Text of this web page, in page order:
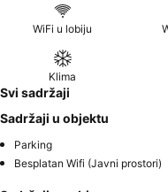
WiFi u lobiju
Klima
Svi sadržaji
Sadržaji u objektu
Parking
Besplatan Wifi (Javni prostori)